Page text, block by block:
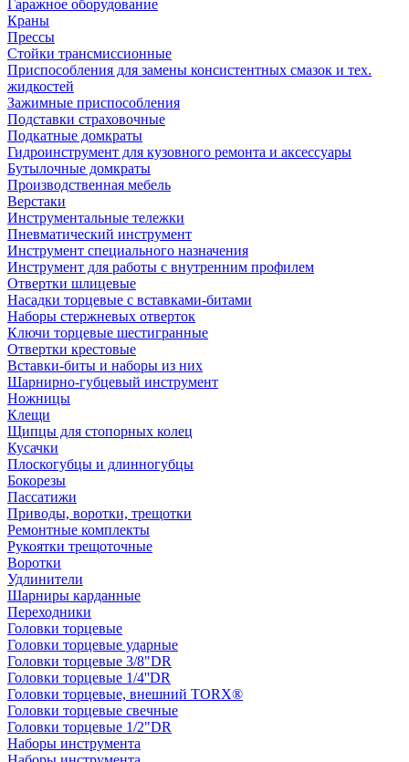
Гаражное оборудование
Краны
Прессы
Стойки трансмиссионные
Приспособления для замены консистентных смазок и тех.
жидкостей
Зажимные приспособления
Подставки страховочные
Подкатные домкраты
Гидроинструмент для кузовного ремонта и аксессуары
Бутылочные домкраты
Производственная мебель
Верстаки
Инструментальные тележки
Пневматический инструмент
Инструмент специального назначения
Инструмент для работы с внутренним профилем
Отвертки шлицевые
Насадки торцевые с вставками-битами
Наборы стержневых отверток
Ключи торцевые шестигранные
Отвертки крестовые
Вставки-биты и наборы из них
Шарнирно-губцевый инструмент
Ножницы
Клещи
Щипцы для стопорных колец
Кусачки
Плоскогубцы и длинногубцы
Бокорезы
Пассатижи
Приводы, воротки, трещотки
Ремонтные комплекты
Рукоятки трещоточные
Воротки
Удлинители
Шарниры карданные
Переходники
Головки торцевые
Головки торцевые ударные
Головки торцевые 3/8"DR
Головки торцевые 1/4''DR
Головки торцевые, внешний TORX®
Головки торцевые свечные
Головки торцевые 1/2"DR
Наборы инструмента